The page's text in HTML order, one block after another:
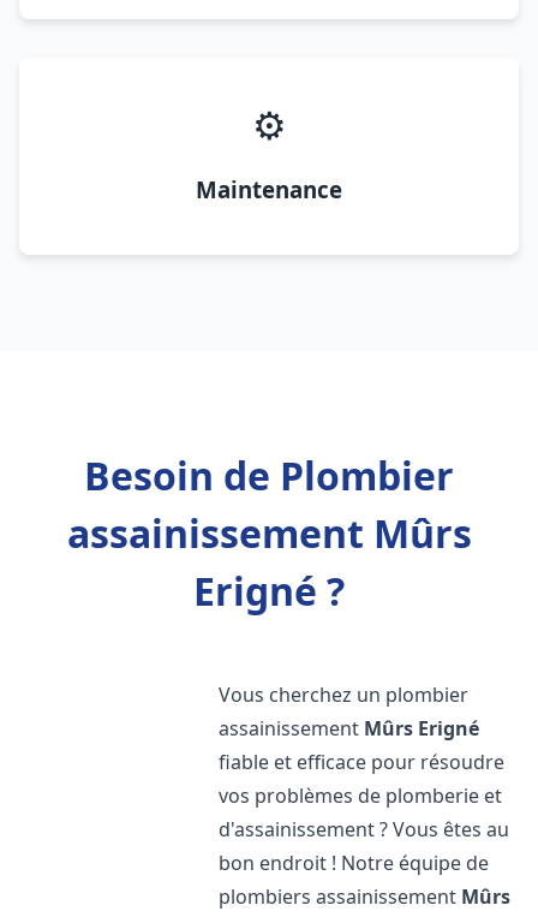
⚙️
Maintenance
Besoin de Plombier
assainissement Mûrs
Erigné ?
Vous cherchez un plombier
assainissement Mûrs Erigné
fiable et efficace pour résoudre
vos problèmes de plomberie et
d'assainissement ? Vous êtes au
bon endroit ! Notre équipe de
plombiers assainissement Mûrs